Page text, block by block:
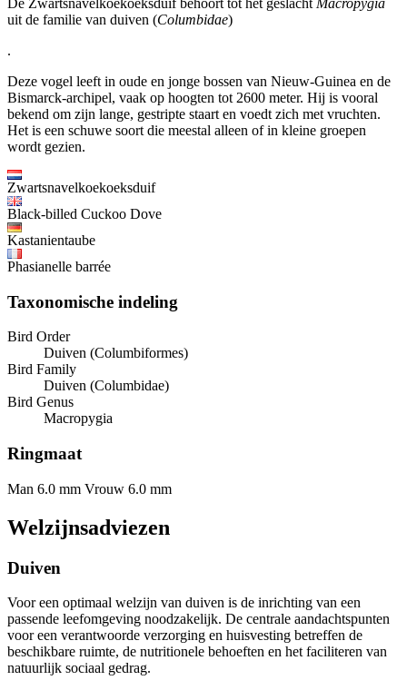
De Zwartsnavelkoekoeksduif behoort tot het geslacht Macropygia
uit de familie van duiven (Columbidae)
.
Deze vogel leeft in oude en jonge bossen van Nieuw-Guinea en de
Bismarck-archipel, vaak op hoogten tot 2600 meter. Hij is vooral
bekend om zijn lange, gestripte staart en voedt zich met vruchten.
Het is een schuwe soort die meestal alleen of in kleine groepen
wordt gezien.
Zwartsnavelkoekoeksduif
Black-billed Cuckoo Dove
Kastanientaube
Phasianelle barrée
Taxonomische indeling
Bird Order
Duiven (Columbiformes)
Bird Family
Duiven (Columbidae)
Bird Genus
Macropygia
Ringmaat
Man 6.0 mm Vrouw 6.0 mm
Welzijnsadviezen
Duiven
Voor een optimaal welzijn van duiven is de inrichting van een
passende leefomgeving noodzakelijk. De centrale aandachtspunten
voor een verantwoorde verzorging en huisvesting betreffen de
beschikbare ruimte, de nutritionele behoeften en het faciliteren van
natuurlijk sociaal gedrag.